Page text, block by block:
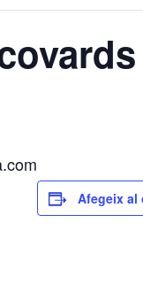
Afegeix al